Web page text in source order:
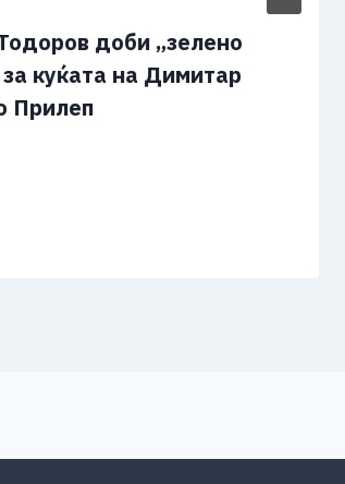
доби „зелено
за куќата на Димитар
Прилеп